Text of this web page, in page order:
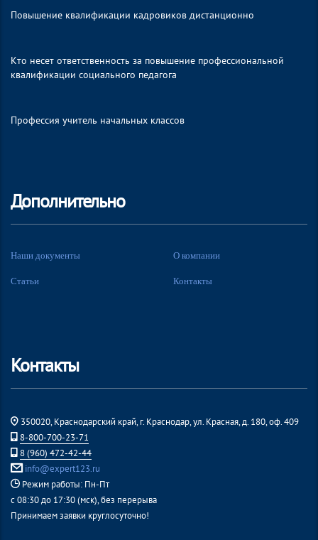
Повышение квалификации кадровиков дистанционно
Кто несет ответственность за повышение профессиональной
квалификации социального педагога
Профессия учитель начальных классов
Дополнительно
Наши документы О компании
Статьи Контакты
Контакты
350020, Краснодарский край, г. Краснодар, ул. Красная, д. 180, оф. 409
8-800-700-23-71
8 (960) 472-42-44
info@expert123.ru
Режим работы: Пн-Пт
с 08:30 до 17:30 (мск), без перерыва
Принимаем заявки круглосуточно!